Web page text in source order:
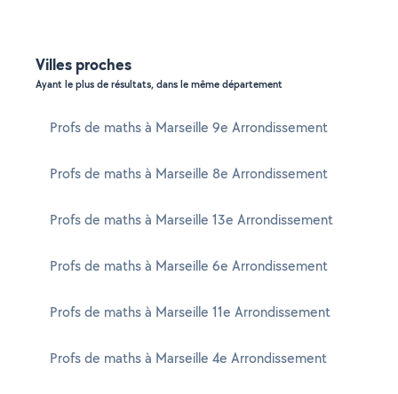
Villes proches
Ayant le plus de résultats, dans le même département
Profs de maths à Marseille 9e Arrondissement
Profs de maths à Marseille 8e Arrondissement
Profs de maths à Marseille 13e Arrondissement
Profs de maths à Marseille 6e Arrondissement
Profs de maths à Marseille 11e Arrondissement
Profs de maths à Marseille 4e Arrondissement